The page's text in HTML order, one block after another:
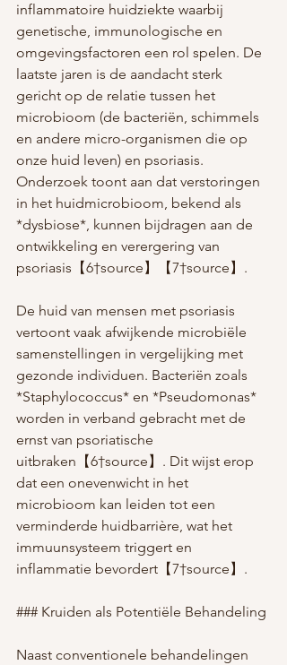
inflammatoire huidziekte waarbij
genetische, immunologische en
omgevingsfactoren een rol spelen. De
laatste jaren is de aandacht sterk
gericht op de relatie tussen het
microbioom (de bacteriën, schimmels
en andere micro-organismen die op
onze huid leven) en psoriasis.
Onderzoek toont aan dat verstoringen
in het huidmicrobioom, bekend als
*dysbiose*, kunnen bijdragen aan de
ontwikkeling en verergering van
psoriasis【6†source】【7†source】.
De huid van mensen met psoriasis
vertoont vaak afwijkende microbiële
samenstellingen in vergelijking met
gezonde individuen. Bacteriën zoals
*Staphylococcus* en *Pseudomonas*
worden in verband gebracht met de
ernst van psoriatische
uitbraken【6†source】. Dit wijst erop
dat een onevenwicht in het
microbioom kan leiden tot een
verminderde huidbarrière, wat het
immuunsysteem triggert en
inflammatie bevordert【7†source】.
### Kruiden als Potentiële Behandeling
Naast conventionele behandelingen